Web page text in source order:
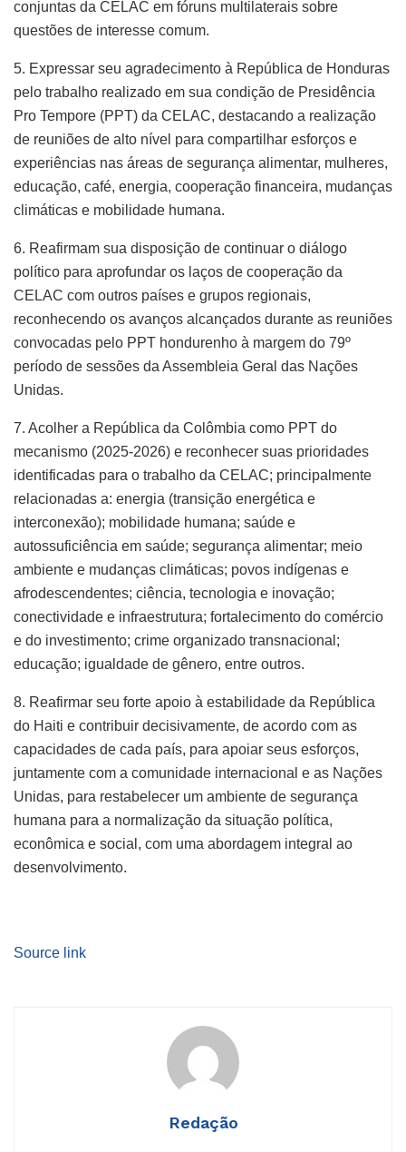
conjuntas da CELAC em fóruns multilaterais sobre
questões de interesse comum.
5. Expressar seu agradecimento à República de Honduras
pelo trabalho realizado em sua condição de Presidência
Pro Tempore (PPT) da CELAC, destacando a realização
de reuniões de alto nível para compartilhar esforços e
experiências nas áreas de segurança alimentar, mulheres,
educação, café, energia, cooperação financeira, mudanças
climáticas e mobilidade humana.
6. Reafirmam sua disposição de continuar o diálogo
político para aprofundar os laços de cooperação da
CELAC com outros países e grupos regionais,
reconhecendo os avanços alcançados durante as reuniões
convocadas pelo PPT hondurenho à margem do 79º
período de sessões da Assembleia Geral das Nações
Unidas.
7. Acolher a República da Colômbia como PPT do
mecanismo (2025-2026) e reconhecer suas prioridades
identificadas para o trabalho da CELAC; principalmente
relacionadas a: energia (transição energética e
interconexão); mobilidade humana; saúde e
autossuficiência em saúde; segurança alimentar; meio
ambiente e mudanças climáticas; povos indígenas e
afrodescendentes; ciência, tecnologia e inovação;
conectividade e infraestrutura; fortalecimento do comércio
e do investimento; crime organizado transnacional;
educação; igualdade de gênero, entre outros.
8. Reafirmar seu forte apoio à estabilidade da República
do Haiti e contribuir decisivamente, de acordo com as
capacidades de cada país, para apoiar seus esforços,
juntamente com a comunidade internacional e as Nações
Unidas, para restabelecer um ambiente de segurança
humana para a normalização da situação política,
econômica e social, com uma abordagem integral ao
desenvolvimento.
Source link
Redação